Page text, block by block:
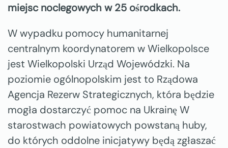
miejsc noclegowych w 25 ośrodkach.
W wypadku pomocy humanitarnej
centralnym koordynatorem w Wielkopolsce
jest Wielkopolski Urząd Wojewódzki. Na
poziomie ogólnopolskim jest to Rządowa
Agencja Rezerw Strategicznych, która będzie
mogła dostarczyć pomoc na Ukrainę W
starostwach powiatowych powstaną huby,
do których oddolne inicjatywy będą zgłaszać